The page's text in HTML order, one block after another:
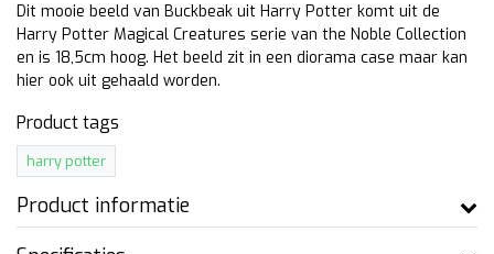
Dit mooie beeld van Buckbeak uit Harry Potter komt uit de
Harry Potter Magical Creatures serie van the Noble Collection
en is 18,5cm hoog. Het beeld zit in een diorama case maar kan
hier ook uit gehaald worden.
Product tags
harry potter
Product informatie